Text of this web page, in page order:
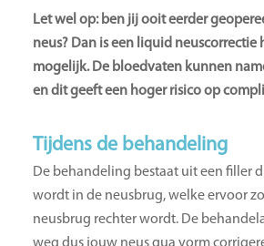
Let wel op: ben jij ooit eerder
neus? Dan is een liquid neuscorrectie
mogelijk. De bloedvaten kunnen
en dit geeft een hoger risico op
Tijdens de behandeling
De behandeling bestaat uit een filler
wordt in de neusbrug, welke ervoor
neusbrug rechter wordt. De
weg dus jouw neus qua vorm